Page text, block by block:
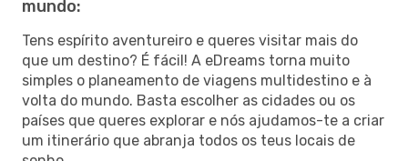
mundo:
Tens espírito aventureiro e queres visitar mais do
que um destino? É fácil! A eDreams torna muito
simples o planeamento de viagens multidestino e à
volta do mundo. Basta escolher as cidades ou os
países que queres explorar e nós ajudamos-te a criar
um itinerário que abranja todos os teus locais de